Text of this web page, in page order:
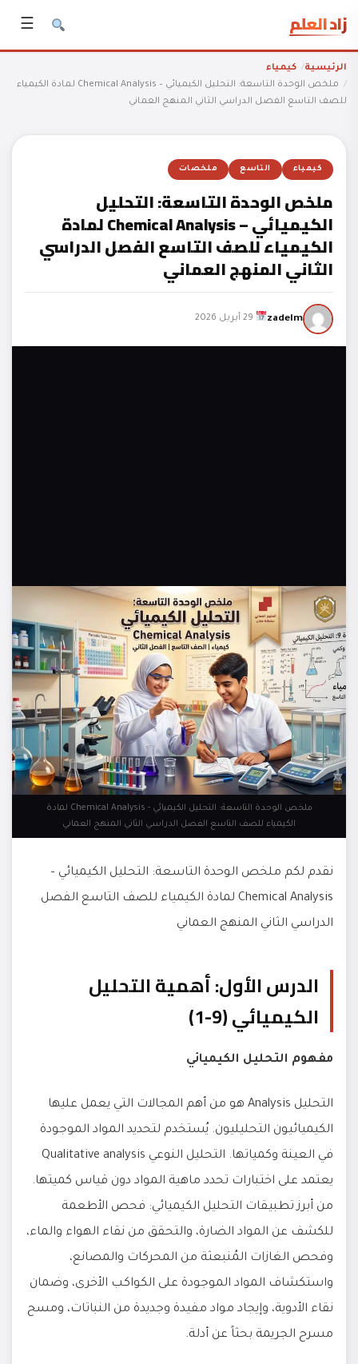
زاد العلم ☰
الرئيسية
كيمياء
ملخص الوحدة التاسعة: التحليل الكيميائي – Chemical Analysis لمادة الكيمياء
للصف التاسع الفصل الدراسي الثاني المنهج العماني
كيمياء التاسع ملخصات
ملخص الوحدة التاسعة: التحليل
الكيميائي – Chemical Analysis لمادة
الكيمياء للصف التاسع الفصل الدراسي
الثاني المنهج العماني
zadelm
ملخص الوحدة التاسعة: التحليل الكيميائي - Chemical Analysis لمادة
الكيمياء للصف التاسع الفصل الدراسي الثاني المنهج العماني
نقدم لكم ملخص الوحدة التاسعة: التحليل الكيميائي –
Chemical Analysis لمادة الكيمياء للصف التاسع الفصل
الدراسي الثاني المنهج العماني
الدرس الأول: أهمية التحليل
الكيميائي (9-1)
مفهوم التحليل الكيميائي
التحليل Analysis هو من أهم المجالات التي يعمل عليها
الكيميائيون التحليليون. يُستخدم لتحديد المواد الموجودة
في العينة وكمياتها. التحليل النوعي Qualitative analysis
يعتمد على اختبارات تحدد ماهية المواد دون قياس كميتها.
من أبرز تطبيقات التحليل الكيميائي: فحص الأطعمة
للكشف عن المواد الضارة، والتحقق من نقاء الهواء والماء،
وفحص الغازات المُنبعثة من المحركات والمصانع،
واستكشاف المواد الموجودة على الكواكب الأخرى، وضمان
نقاء الأدوية، وإيجاد مواد مفيدة وجديدة من النباتات، ومسح
مسرح الجريمة بحثاً عن أدلة.